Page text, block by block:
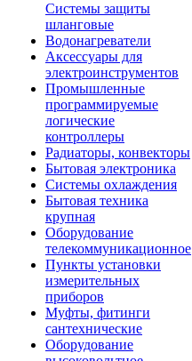
Системы защиты
шланговые
Водонагреватели
Аксессуары для
электроинструментов
Промышленные
программируемые
логические
контроллеры
Радиаторы, конвекторы
Бытовая электроника
Системы охлаждения
Бытовая техника
крупная
Оборудование
телекоммуникационное
Пункты установки
измерительных
приборов
Муфты, фитинги
сантехнические
Оборудование